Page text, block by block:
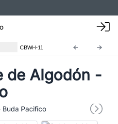
CBWH-11
de Algodón -